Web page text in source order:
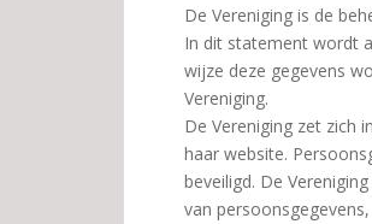
De Vereniging is de
In dit statement wordt
wijze deze gegevens
Vereniging.
De Vereniging zet zich
haar website.
beveiligd. De
van